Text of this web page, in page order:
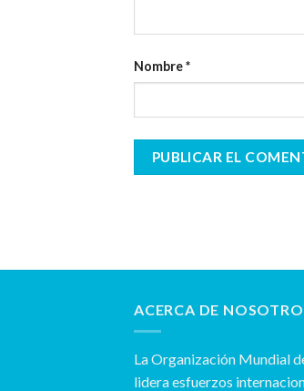
Nombre*
ACERCA DE
La Organización Mundial
lidera esfuerzos